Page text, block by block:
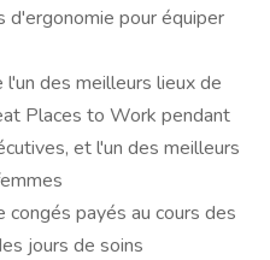
d'ergonomie pour équiper
des meilleurs lieux de
Places to Work pendant
et l'un des meilleurs
payés au cours des
jours de soins